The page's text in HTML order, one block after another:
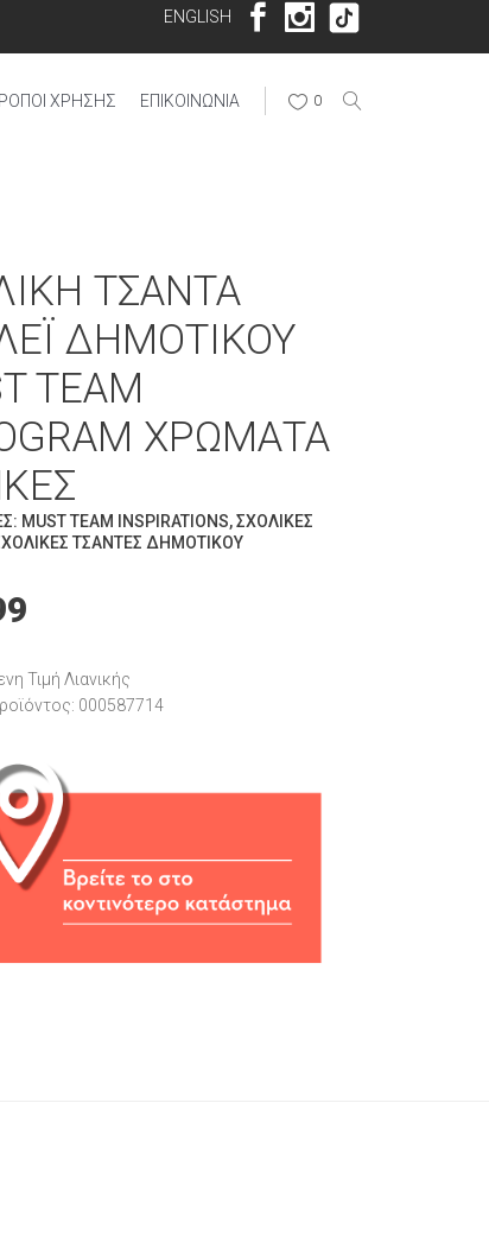
ENGLISH
ΧΡΉΣΗΣ ΕΠΙΚΟΙΝΩΝΊΑ 0
ΤΣΆΝΤΑ
ΔΗΜΟΤΙΚΟΎ
TEAM
ΧΡΏΜΑΤΑ
MUST TEAM INSPIRATIONS,ΣΧΟΛΙΚΈΣ
ΤΣΆΝΤΕΣ ΔΗΜΟΤΙΚΟΎ
Τιμή Λιανικής
000587714